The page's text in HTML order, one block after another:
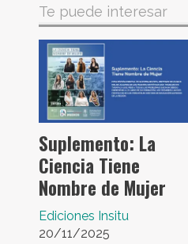
Te puede interesar
Suplemento: La
Ciencia Tiene
Nombre de Mujer
Ediciones Insitu
20/11/2025